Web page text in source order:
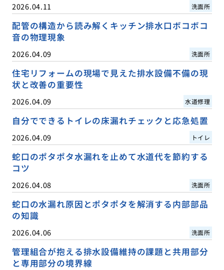
2026.04.11 洗面所
配管の構造から読み解くキッチン排水口ボコボコ
音の物理現象
2026.04.09 洗面所
住宅リフォームの現場で見えた排水設備不備の現
状と改善の重要性
2026.04.09 水道修理
自分でできるトイレの床漏れチェックと応急処置
2026.04.09 トイレ
蛇口のポタポタ水漏れを止めて水道代を節約する
コツ
2026.04.08 洗面所
蛇口の水漏れ原因とポタポタを解消する内部部品
の知識
2026.04.06 洗面所
管理組合が抱える排水設備維持の課題と共用部分
と専用部分の境界線